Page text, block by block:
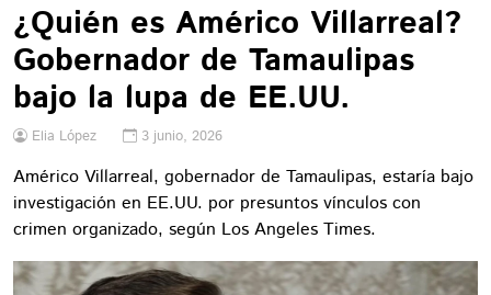
¿Quién es Américo Villarreal?
Gobernador de Tamaulipas
bajo la lupa de EE.UU.
Elia López 3 junio, 2026
Américo Villarreal, gobernador de Tamaulipas, estaría bajo
investigación en EE.UU. por presuntos vínculos con
crimen organizado, según Los Angeles Times.